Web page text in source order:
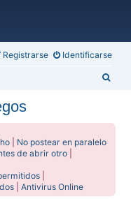
Identificarse
Registrarse
No postear en paralelo
de abrir otro
|Antivirus Online